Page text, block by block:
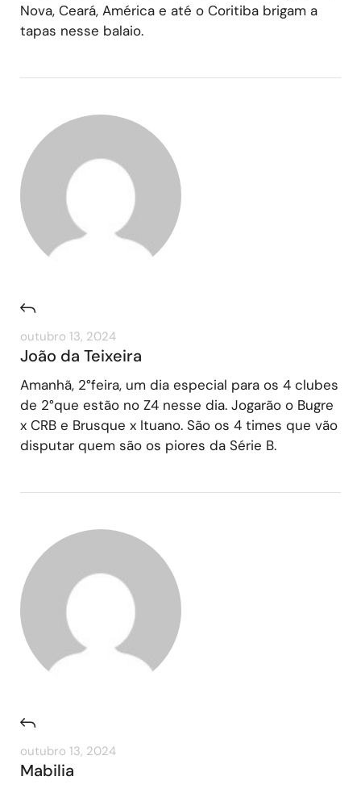
Nova, Ceará, América e até o Coritiba brigam a
tapas nesse balaio.
outubro 13, 2024
João da Teixeira
Amanhã, 2°feira, um dia especial para os 4 clubes
de 2°que estão no Z4 nesse dia. Jogarão o Bugre
x CRB e Brusque x Ituano. São os 4 times que vão
disputar quem são os piores da Série B.
outubro 13, 2024
Mabilia